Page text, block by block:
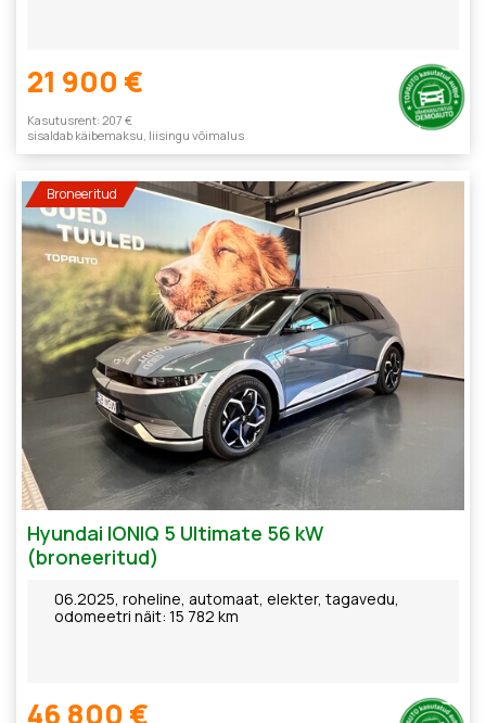
21 900 €
Kasutusrent: 207 €
sisaldab käibemaksu, liisingu võimalus
Broneeritud
Hyundai IONIQ 5 Ultimate 56 kW
(broneeritud)
06.2025, roheline, automaat, elekter, tagavedu,
odomeetri näit: 15 782 km
46 800 €